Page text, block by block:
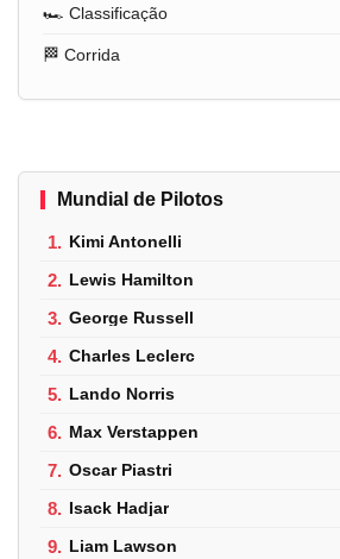
🏎️ Classificação
🏁 Corrida
Mundial de Pilotos
1. Kimi Antonelli
2. Lewis Hamilton
3. George Russell
4. Charles Leclerc
5. Lando Norris
6. Max Verstappen
7. Oscar Piastri
8. Isack Hadjar
9. Liam Lawson